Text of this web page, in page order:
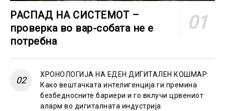
РАСПАД НА СИСТЕМОТ –
проверка во вар-собата не е
потребна
ХРОНОЛОГИЈА НА ЕДЕН ДИГИТАЛЕН КОШМАР:
Како вештачката интелигенција ги премина
безбедносните бариери и го вклучи црвениот
аларм во дигиталната индустрија